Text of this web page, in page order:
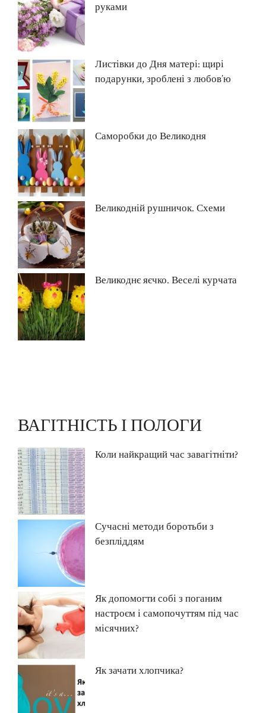
руками
Листівки до Дня матері: щирі
подарунки, зроблені з любов’ю
Саморобки до Великодня
Великодній рушничок. Схеми
Великоднє яєчко. Веселі курчата
ВАГІТНІСТЬ І ПОЛОГИ
Коли найкращий час завагітніти?
Сучасні методи боротьби з
безпліддям
Як допомогти собі з поганим
настроєм і самопочуттям під час
місячних?
Як зачати хлопчика?